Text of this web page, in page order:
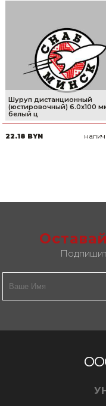
Шуруп дистанционный
(юстировочный) 6.0х100
белый ц
22.18 BYN